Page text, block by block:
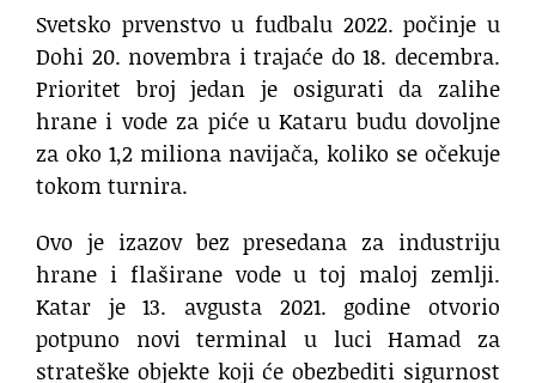
Svetsko prvenstvo u fudbalu 2022. počinje u
Dohi 20. novembra i trajaće do 18. decembra.
Prioritet broj jedan je osigurati da zalihe
hrane i vode za piće u Kataru budu dovoljne
za oko 1,2 miliona navijača, koliko se očekuje
tokom turnira.
Ovo je izazov bez presedana za industriju
hrane i flaširane vode u toj maloj zemlji.
Katar je 13. avgusta 2021. godine otvorio
potpuno novi terminal u luci Hamad za
strateške objekte koji će obezbediti sigurnost